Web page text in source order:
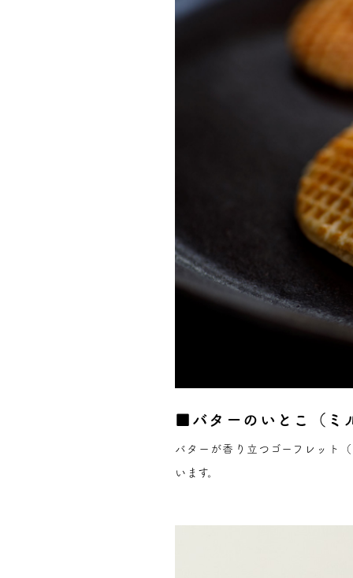
■バターのいとこ（ミ
バターが香り立つゴーフレット
います。